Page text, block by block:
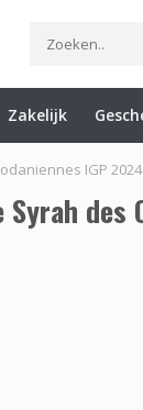
ZakelijkGratis
IGP 2024
Syrah